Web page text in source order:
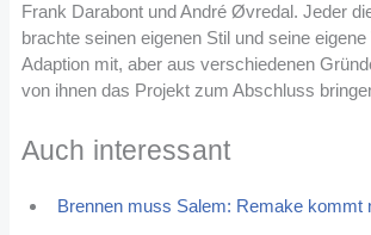
Frank Darabont und André Øvredal. Jeder
brachte seinen eigenen Stil und seine
Adaption mit, aber aus verschiedenen
von ihnen das Projekt zum Abschluss
Auch interessant
Brennen muss Salem: Remake kommt